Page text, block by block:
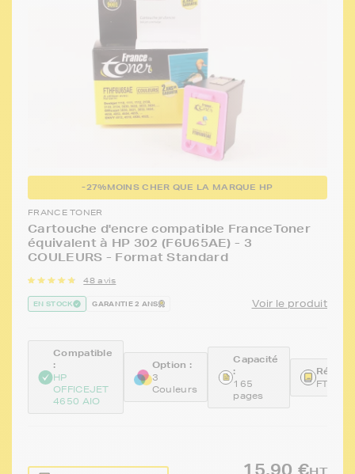
-27%MOINS CHER QUE LA MARQUE HP
FRANCE TONER
Cartouche d'encre compatible FranceToner
équivalent à HP 302 (F6U65AE) - 3
COULEURS - Format Standard
48 avis
EN STOCK GARANTIE 2 ANS Voir le produit
Compatible
:
HP
OFFICEJET
4650 AIO
Option :
3
Couleurs
Capacité
:
165
pages
15,90 €